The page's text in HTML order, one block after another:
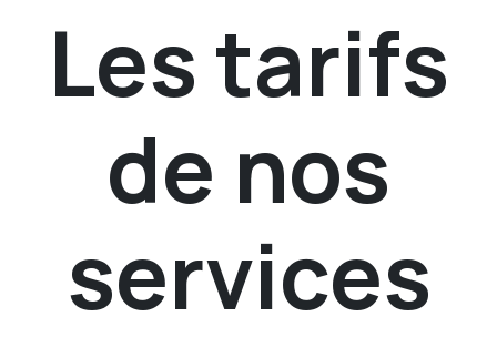
Les tarifs
de nos
services